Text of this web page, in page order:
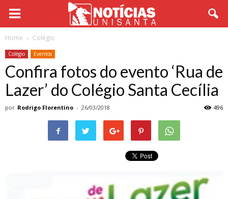
Home Colégio
Colégio Eventos
Confira fotos do evento ‘Rua de
Lazer’ do Colégio Santa Cecília
por Rodrigo Florentino - 26/03/2018 496